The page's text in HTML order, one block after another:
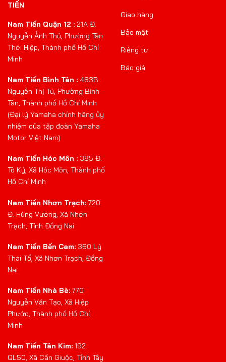
TIẾN
Nam Tiến Quận 12 : 21A Đ.
Nguyễn Ảnh Thủ, Phường Tân
Thới Hiệp, Thành phố Hồ Chí
Minh
Nam Tiến Bình Tân : 463B
Nguyễn Thị Tú, Phường Bình
Tân, Thành phố Hồ Chí Minh
(Đại lý Yamaha chính hãng ủy
nhiệm của tập đoàn Yamaha
Motor Việt Nam)
Nam Tiến Hóc Môn : 385 Đ.
Tô Ký, Xã Hóc Môn, Thành phố
Hồ Chí Minh
Nam Tiến Nhơn Trạch: 720
Đ. Hùng Vương, Xã Nhơn
Trạch, Tỉnh Đồng Nai
Nam Tiến Bến Cam: 360 Lý
Thái Tổ, Xã Nhơn Trạch, Đồng
Nai
Nam Tiến Nhà Bè: 770
Nguyễn Văn Tạo, Xã Hiệp
Phước, Thành phố Hồ Chí
Minh
Nam Tiến Tân Kim: 192
QL50, Xã Cần Giuộc, Tỉnh Tây
Giao hàng
Bảo mật
Riêng tư
Báo giá